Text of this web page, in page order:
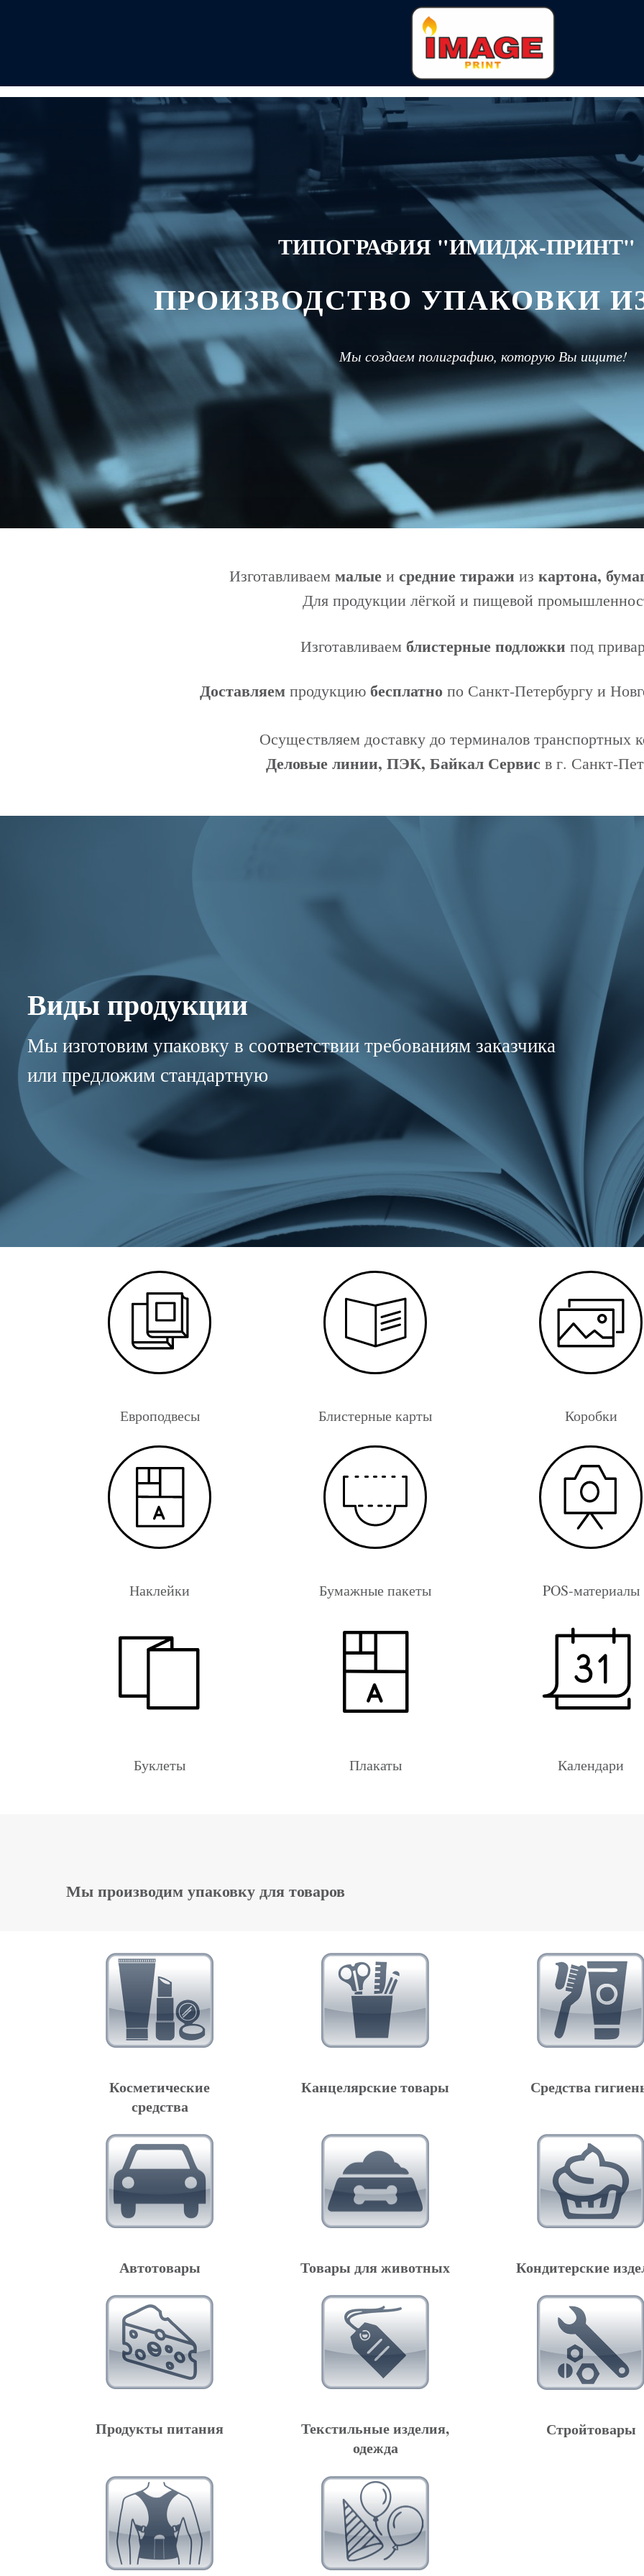
ТИПОГРАФИЯ "ИМИДЖ-ПРИНТ"
Мы создаем полиграфию, которую Вы ищите!
ПРОИЗВОДСТВО УПАКОВКИ
Изготавливаем малые и средние тиражи из картона,
Для продукции лёгкой и пищевой
Изготавливаем блистерные подложки под
Доставляем продукцию бесплатно по Санкт-Петербургу и
Осуществляем доставку до терминалов транспортных
Деловые линии, ПЭК, Байкал Сервис в г. Санкт-
Виды продукции
Мы изготовим упаковку в соответствии требованиям заказчика
или предложим стандартную
Европодвесы Блистерные карты Коробки
Наклейки Бумажные пакеты POS-материалы
Буклеты Плакаты Календари
Мы производим упаковку для товаров
Косметические
средства
Канцелярские товары Средства
Автотовары Товары для животных Кондитерские
Продукты питания
Текстильные изделия,
одежда
Стройтовары